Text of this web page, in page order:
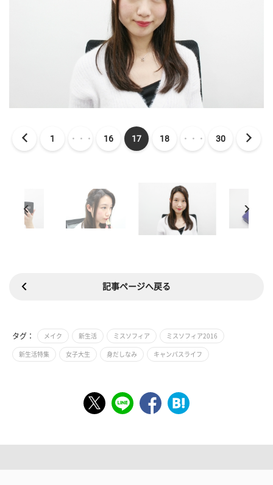
1 ・・・ 16 17 18 ・・・ 30
記事ページへ戻る
タグ： メイク 新生活 ミスソフィア ミスソフィア2016
新生活特集 女子大生 身だしなみ キャンパスライフ